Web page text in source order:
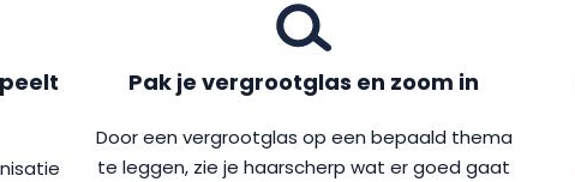
Pak je vergrootglas en zoom in
Door een vergrootglas op een bepaald thema
te leggen, zie je haarscherp wat er goed gaat